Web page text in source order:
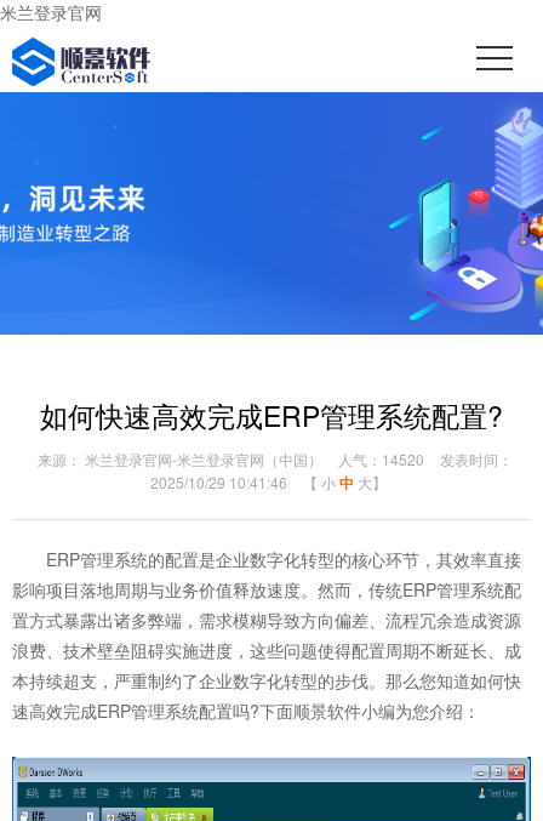
米兰登录官网
如何快速高效完成ERP管理系统配置?
来源： 米兰登录官网-米兰登录官网（中国） 人气：14520
发表时间：
2025/10/29 10:41:46
【 小中 大】
ERP管理系统的配置是企业数字化转型的核心环节，其效率直接
影响项目落地周期与业务价值释放速度。然而，传统ERP管理系统配
置方式暴露出诸多弊端，需求模糊导致方向偏差、流程冗余造成资源
浪费、技术壁垒阻碍实施进度，这些问题使得配置周期不断延长、成
本持续超支，严重制约了企业数字化转型的步伐。那么您知道如何快
速高效完成ERP管理系统配置吗?下面顺景软件小编为您介绍：